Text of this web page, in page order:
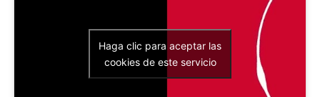
Haga clic para aceptar las
cookies de este servicio